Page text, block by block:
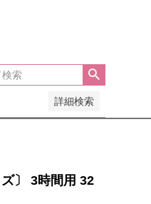
詳細検索
〕 3時間用 32